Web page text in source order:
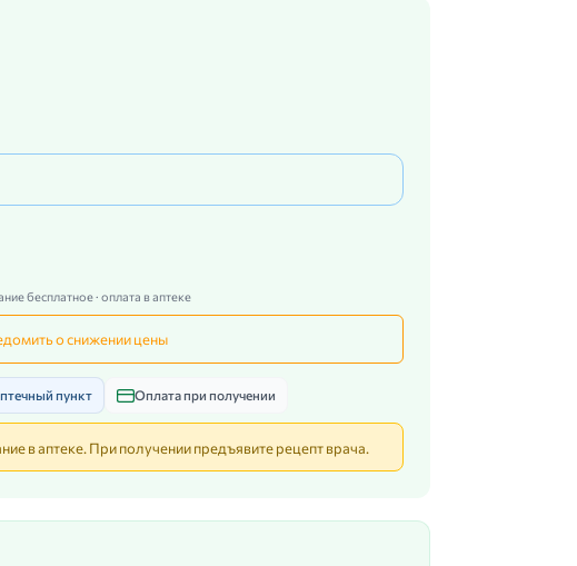
бесплатное · оплата в аптеке
о снижении цены
пункт Оплата при получении
в аптеке. При получении предъявите рецепт врача.